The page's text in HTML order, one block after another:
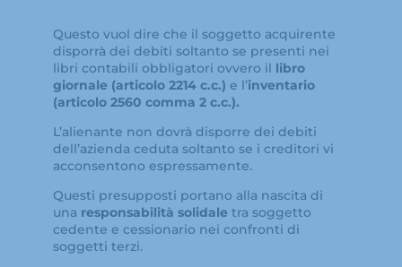
Questo vuol dire che il soggetto acquirente
disporrà dei debiti soltanto se presenti nei
libri contabili obbligatori ovvero il libro
giornale (articolo 2214 c.c.) e l’inventario
(articolo 2560 comma 2 c.c.).
L’alienante non dovrà disporre dei debiti
dell’azienda ceduta soltanto se i creditori vi
acconsentono espressamente.
Questi presupposti portano alla nascita di
una responsabilità solidale tra soggetto
cedente e cessionario nei confronti di
soggetti terzi.